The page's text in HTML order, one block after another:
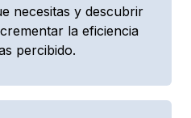
necesitas y descubrir
la eficiencia
percibido.